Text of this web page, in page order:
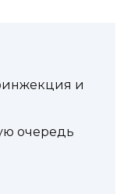
и
очередь